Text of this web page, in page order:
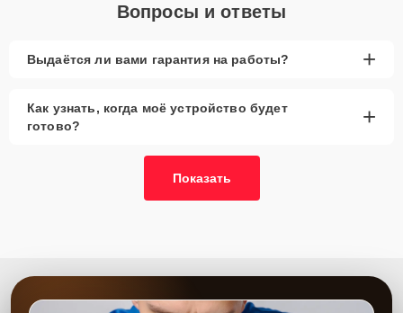
Вопросы и ответы
Выдаётся ли вами гарантия на работы? +
Как узнать, когда моё устройство будет
готово?
+
Показать